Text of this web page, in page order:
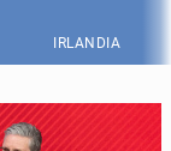
IRLANDIA